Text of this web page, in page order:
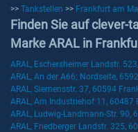
>> Tankstellen >> Frankfurt am
Finden Sie auf clever-
Marke ARAL in
ARAL, Eschersheimer Landstr.
ARAL, An der A66; Nordseite,
ARAL, Siemensstr. 37, 60594
ARAL, Am Industriehof 11,
ARAL, Ludwig-Landmann-Str. 90,
ARAL, Friedberger Landstr. 325,